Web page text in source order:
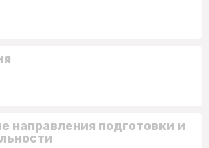
направления подготовки и